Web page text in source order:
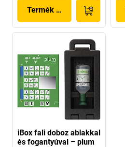
Termék megjelenítése
iBox fali doboz ablakkal
és fogantyúval – plum